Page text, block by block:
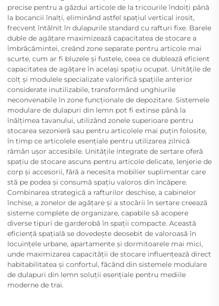
precise pentru a găzdui articole de la tricourile îndoiți până
la bocancii înalți, eliminând astfel spațiul vertical irosit,
frecvent întâlnit în dulapurile standard cu rafturi fixe. Barele
duble de agățare maximizează capacitatea de stocare a
îmbrăcămintei, creând zone separate pentru articole mai
scurte, cum ar fi bluzele și fustele, ceea ce dublează eficient
capacitatea de agățare în același spațiu ocupat. Unitățile de
colț și modulele specializate valorifică spațiile anterior
considerate inutilizabile, transformând unghiurile
neconvenabile în zone funcționale de depozitare. Sistemele
modulare de dulapuri din lemn pot fi extinse până la
înălțimea tavanului, utilizând zonele superioare pentru
stocarea sezonieră sau pentru articolele mai puțin folosite,
în timp ce articolele esențiale pentru utilizarea zilnică
rămân ușor accesibile. Unitățile integrate de sertare oferă
spațiu de stocare ascuns pentru articole delicate, lenjerie de
corp și accesorii, fără a necesita mobilier suplimentar care
stă pe podea și consumă spațiu valoros din încăpere.
Combinarea strategică a rafturilor deschise, a cabinelor
închise, a zonelor de agățare și a stocării în sertare creează
sisteme complete de organizare, capabile să acopere
diverse tipuri de garderobă în spații compacte. Această
eficiență spațială se dovedește deosebit de valoroasă în
locuințele urbane, apartamente și dormitoarele mai mici,
unde maximizarea capacității de stocare influențează direct
habitabilitatea și confortul, făcând din sistemele modulare
de dulapuri din lemn soluții esențiale pentru mediile
moderne de trai.